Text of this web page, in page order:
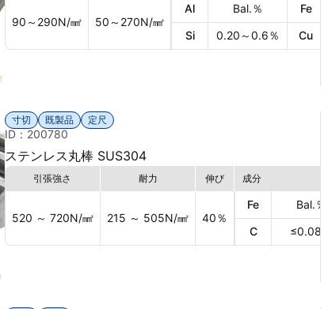
90～290N/㎟ 50～270N/㎟
Al Bal.％
Si 0.20～0.6％
Fe
Cu
寸切 既製品 定尺
ID：200780
ステンレス丸棒 SUS304
引張強さ
520 ～ 720N/㎟
耐力
215 ～ 505N/㎟
伸び
40％
成分
Fe Bal.％
C ≤0.08